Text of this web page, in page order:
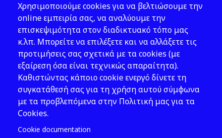
Νομοθεσία
Εκδόσεις
Νέα - Εκδηλώσεις
Ακολουθήστε μας
Χρησιμοποιούμε cookies για να βελτιώσουμε την
online εμπειρία σας, να αναλύουμε την
επισκεψιμότητα στον διαδικτυακό τόπο μας
κ.λπ. Μπορείτε να επιλέξετε και να αλλάξετε τις
προτιμήσεις σας σχετικά με τα cookies (με
εξαίρεση όσα είναι τεχνικώς απαραίτητα).
Καθιστώντας κάποιο cookie ενεργό δίνετε τη
συγκατάθεσή σας για τη χρήση αυτού σύμφωνα
με τα προβλεπόμενα στην Πολιτική μας για τα
Cookies.
Cookie documentation